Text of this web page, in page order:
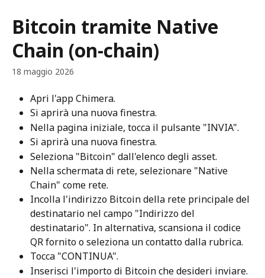
Bitcoin tramite Native
Chain (on-chain)
18 maggio 2026
Apri l'app Chimera.
Si aprirà una nuova finestra.
Nella pagina iniziale, tocca il pulsante "INVIA".
Si aprirà una nuova finestra.
Seleziona "Bitcoin" dall'elenco degli asset.
Nella schermata di rete, selezionare "Native
Chain" come rete.
Incolla l'indirizzo Bitcoin della rete principale del
destinatario nel campo "Indirizzo del
destinatario". In alternativa, scansiona il codice
QR fornito o seleziona un contatto dalla rubrica.
Tocca "CONTINUA".
Inserisci l'importo di Bitcoin che desideri inviare.